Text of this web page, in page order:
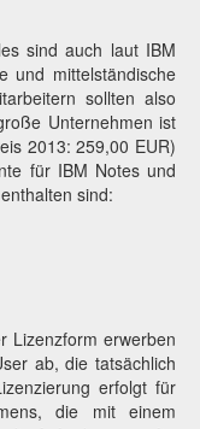
sind auch laut IBM
und mittelständische
sollten also
Unternehmen ist
2013: 259,00 EUR)
für IBM Notes und
sind:
Lizenzform erwerben
ab, die tatsächlich
erfolgt für
die mit einem